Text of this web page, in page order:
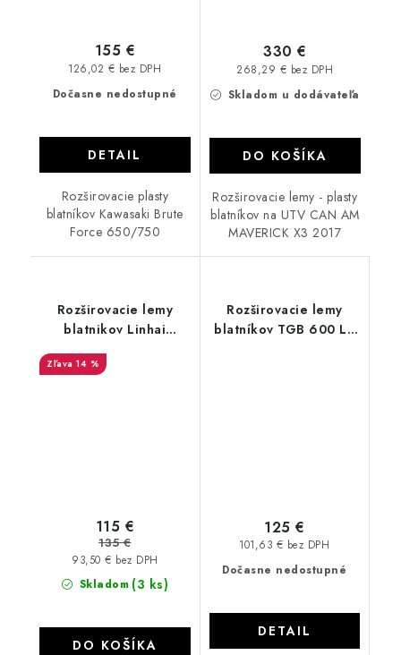
Dočasne nedostupné
126,02 € bez DPH
155 €
DETAIL
Rozširovacie plasty
blatníkov Kawasaki Brute
Force 650/750
Skladom u dodávateľa
268,29 € bez DPH
330 €
DO KOŠÍKA
Rozširovacie lemy - plasty
blatníkov na UTV CAN AM
MAVERICK X3 2017
Rozširovacie lemy
blatnikov Linhai
14 %
Skladom (3 ks)
93,50 € bez DPH
115 €
135 €
DO KOŠÍKA
Rozširovacie lemy
blatníkov TGB 600 LT
Dočasne nedostupné
101,63 € bez DPH
125 €
DETAIL